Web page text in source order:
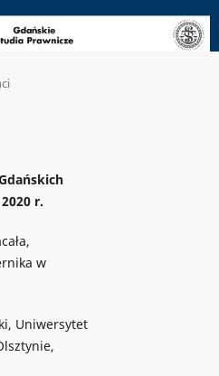
Naukowe
r.
w
Uniwersytet